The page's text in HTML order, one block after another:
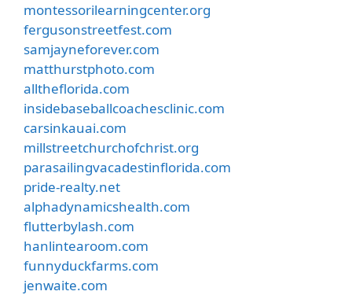
montessorilearningcenter.org
fergusonstreetfest.com
samjayneforever.com
matthurstphoto.com
alltheflorida.com
insidebaseballcoachesclinic.com
carsinkauai.com
millstreetchurchofchrist.org
parasailingvacadestinflorida.com
pride-realty.net
alphadynamicshealth.com
flutterbylash.com
hanlintearoom.com
funnyduckfarms.com
jenwaite.com